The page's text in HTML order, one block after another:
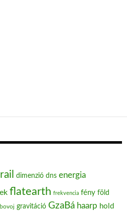
dimenzió dns energia
flatearth frekvencia fény föld
gravitáció GzaBá haarp hold